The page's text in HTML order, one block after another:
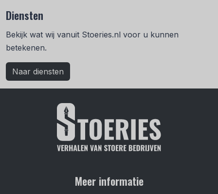
Diensten
Bekijk wat wij vanuit Stoeries.nl voor u kunnen
betekenen.
Naar diensten
Meer informatie